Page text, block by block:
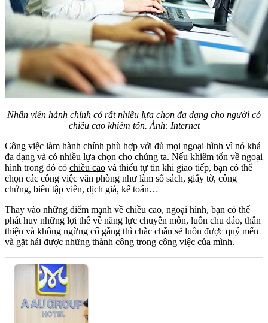
Nhân viên hành chính có rất nhiều lựa chọn đa dạng cho người có
chiều cao khiêm tốn. Ảnh: Internet
Công việc làm hành chính phù hợp với đủ mọi ngoại hình vì nó khá
đa dạng và có nhiều lựa chọn cho chúng ta. Nếu khiêm tốn về ngoại
hình trong đó có chiều cao và thiếu tự tin khi giao tiếp, bạn có thể
chọn các công việc văn phòng như làm sổ sách, giấy tờ, công
chứng, biên tập viên, dịch giả, kế toán…
Thay vào những điểm mạnh về chiều cao, ngoại hình, bạn có thể
phát huy những lợi thế về năng lực chuyên môn, luôn chu đáo, thân
thiện và không ngừng cố gắng thì chắc chắn sẽ luôn được quý mến
và gặt hái được những thành công trong công việc của mình.